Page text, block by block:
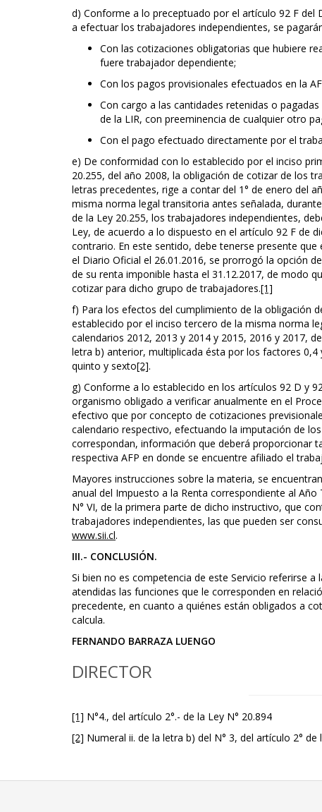
d) Conforme a lo preceptuado por el artículo 92 F del
a efectuar los trabajadores independientes, se
Con las cotizaciones obligatorias que hubiere
fuere trabajador dependiente;
Con los pagos provisionales efectuados en la
Con cargo a las cantidades retenidas o
de la LIR, con preeminencia de cualquier otro
Con el pago efectuado directamente por el
e) De conformidad con lo establecido por el inciso
20.255, del año 2008, la obligación de cotizar de los
letras precedentes, rige a contar del 1° de enero del
misma norma legal transitoria antes señalada,
de la Ley 20.255, los trabajadores independientes,
Ley, de acuerdo a lo dispuesto en el artículo 92 F de
contrario. En este sentido, debe tenerse presente
el Diario Oficial el 26.01.2016, se prorrogó la opción
de su renta imponible hasta el 31.12.2017, de modo
cotizar para dicho grupo de trabajadores.[1]
f) Para los efectos del cumplimiento de la obligación
establecido por el inciso tercero de la misma norma
calendarios 2012, 2013 y 2014 y 2015, 2016 y 2017,
letra b) anterior, multiplicada ésta por los factores
quinto y sexto[2].
g) Conforme a lo establecido en los artículos 92 D y
organismo obligado a verificar anualmente en el
efectivo que por concepto de cotizaciones
calendario respectivo, efectuando la imputación de
correspondan, información que deberá proporcionar
respectiva AFP en donde se encuentre afiliado el
Mayores instrucciones sobre la materia, se
anual del Impuesto a la Renta correspondiente al
N° VI, de la primera parte de dicho instructivo, que
trabajadores independientes, las que pueden ser
www.sii.cl.
III.- CONCLUSIÓN.
Si bien no es competencia de este Servicio referirse
atendidas las funciones que le corresponden en
precedente, en cuanto a quiénes están obligados a
calcula.
FERNANDO BARRAZA LUENGO
DIRECTOR
[1] N°4., del artículo 2°.- de la Ley N° 20.894
[2] Numeral ii. de la letra b) del N° 3, del artículo 2° de